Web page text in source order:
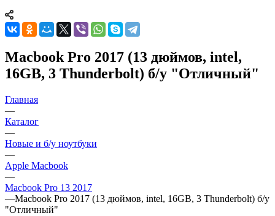
Macbook Pro 2017 (13 дюймов, intel,
16GB, 3 Thunderbolt) б/у "Отличный"
Главная
—
Каталог
—
Новые и б/у ноутбуки
—
Apple Macbook
—
Macbook Pro 13 2017
—Macbook Pro 2017 (13 дюймов, intel, 16GB, 3 Thunderbolt) б/у
"Отличный"